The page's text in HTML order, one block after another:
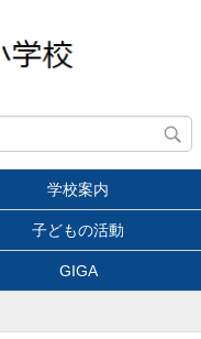
学校案内
子どもの活動
GIGA